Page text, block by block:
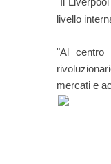
livello
"Al centro
mercati e